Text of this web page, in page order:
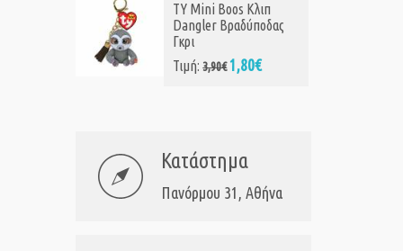
TY Mini Boos Κλιπ
Dangler Βραδύποδας
Γκρι
Τιμή:3,90€ 1,80€
Κατάστημα
Πανόρμου 31, Αθήνα